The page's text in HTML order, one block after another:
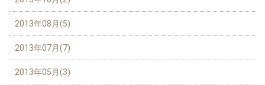
2013年08月(5)
2013年07月(7)
2013年05月(3)